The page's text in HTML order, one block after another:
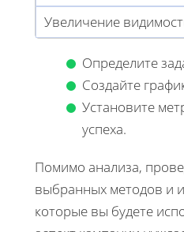
Увеличение
Определите
Создайте
Установите
успеха.
Помимо анализа,
выбранных методов и
которые вы будете